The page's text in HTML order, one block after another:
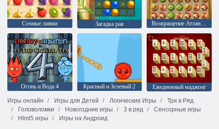
Сочные линии Загадка рая Возвращение Атлантиды
Огонь и Вода 4 Красный и Зеленый 2
Ежедневный маджонг
Игры онлайн
Игры для Детей Логические Игры
Три в Ряд
Головоломки
Новогодние игры 3 в ряд
Сенсорные игры
Html5 игры
Игры на Андроид